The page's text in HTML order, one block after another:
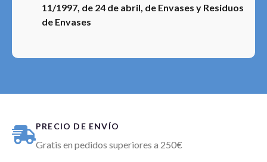
11/1997, de 24 de abril, de Envases y Residuos
de Envases
PRECIO DE ENVÍO
Gratis en pedidos superiores a 250€